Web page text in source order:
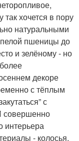
хочется в пору
натуральными
пшеницы до
и зелёному - но
декоре
с тёплым
с
совершенно
интерьера
- колосья,